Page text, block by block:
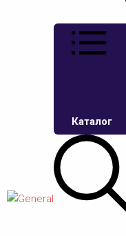
Каталог